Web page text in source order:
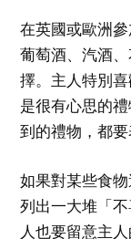
在英國或歐洲
葡萄酒、汽酒
擇。主人特別
是很有心思的
到的禮物，都要
如果對某些食
列出一大堆「
人也要留意主